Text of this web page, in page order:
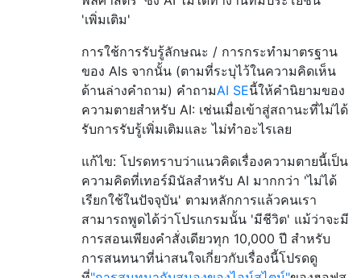
'เพิ่มเติม'
การใช้การรับรู้ลักษณะ / การกระทำมาตรฐาน
ของ AIs จากนั้น (ตามที่ระบุไว้ในความคิดเห็น
ด้านล่างคำถาม) คำถามAI SEนี้ให้คำนิยามของ
ความตายสำหรับ AI: เช่นเมื่อเข้าสู่สถานะที่ไม่ได้
รับการรับรู้เพิ่มเติมและ ไม่ทำอะไรเลย
แก้ไข: โปรดทราบว่าแนวคิดเรื่องความตายนี้เป็น
ความคิดที่เทอร์มินัลสำหรับ AI มากกว่า 'ไม่ได้
เรียกใช้ในปัจจุบัน' ตามหลักการแล้วคนเรา
สามารถพูดได้ว่าโปรแกรมนั้น 'มีชีวิต' แม้ว่าจะมี
การสอนเพียงคำสั่งเดียวทุก 10,000 ปี สำหรับ
การสนทนาที่น่าสนใจเกี่ยวกับเรื่องนี้โปรดดู